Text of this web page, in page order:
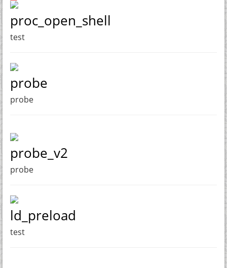
proc_open_shell
test
probe
probe
probe_v2
probe
ld_preload
test